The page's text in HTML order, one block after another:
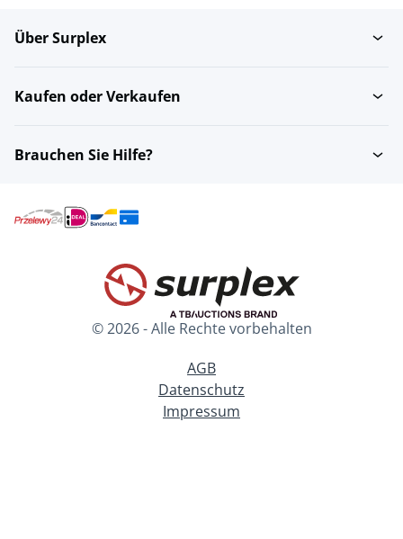
Über Surplex
Kaufen oder Verkaufen
Brauchen Sie Hilfe?
© 2026 - Alle Rechte vorbehalten
AGB
Datenschutz
Impressum